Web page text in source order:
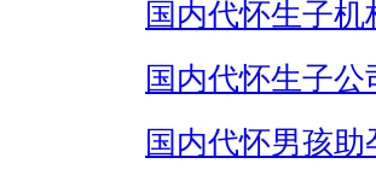
国内代怀生子机
国内代怀生子公
国内代怀男孩助